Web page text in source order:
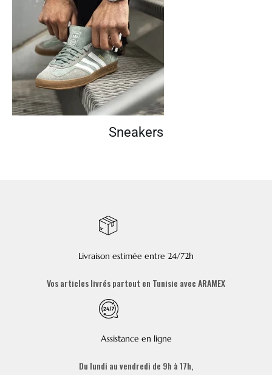
Sneakers
Livraison estimée entre 24/72h
Vos articles livrés partout en Tunisie avec ARAMEX
Assistance en ligne
Du lundi au vendredi de 9h à 17h,